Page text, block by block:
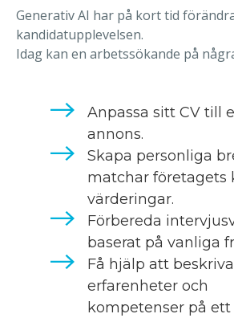
Generativ AI har på kort tid
kandidatupplevelsen.
Idag kan en arbetssökande på
Anpassa sitt CV till
annons.
Skapa personliga
matchar företagets
värderingar.
Förbereda
baserat på vanliga
Få hjälp att beskriva
erfarenheter och
kompetenser på ett